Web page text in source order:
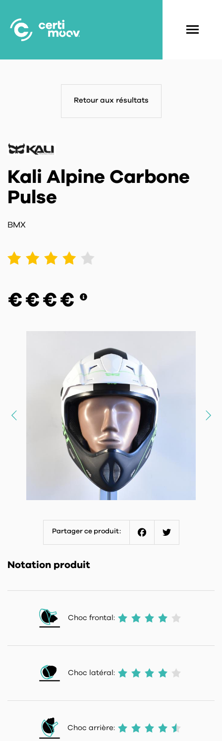
contenu
principal
Retour aux résultats
Kali Alpine Carbone
Pulse
BMX
2 3 4 5
€ € € €
Partager ce produit:
Notation produit
Choc frontal:
Choc latéral:
Choc arrière: